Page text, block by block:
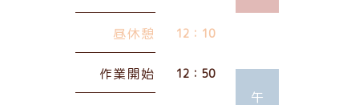
昼休憩 12：10
作業開始 12：50